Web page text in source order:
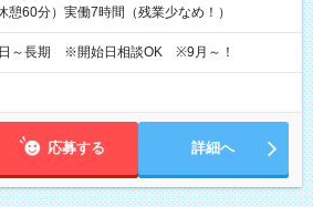
憩60分）実働7時間（残業少なめ！）
～長期 ※開始日相談OK ※9月～！
応募する 詳細へ